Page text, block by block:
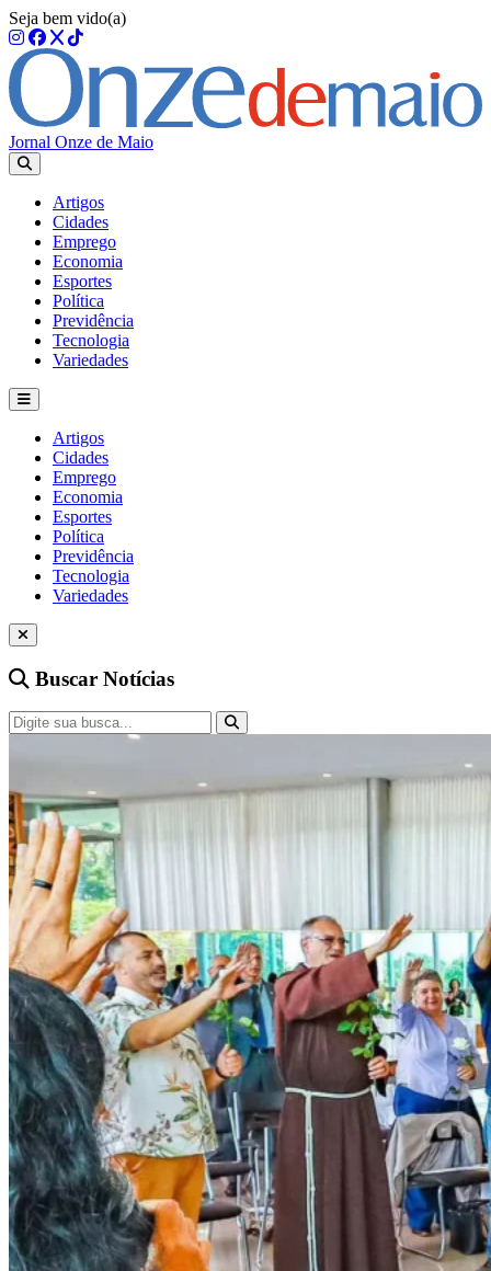
Seja bem vido(a)
Jornal Onze de Maio
Artigos
Cidades
Emprego
Economia
Esportes
Política
Previdência
Tecnologia
Variedades
Artigos
Cidades
Emprego
Economia
Esportes
Política
Previdência
Tecnologia
Variedades
Buscar Notícias